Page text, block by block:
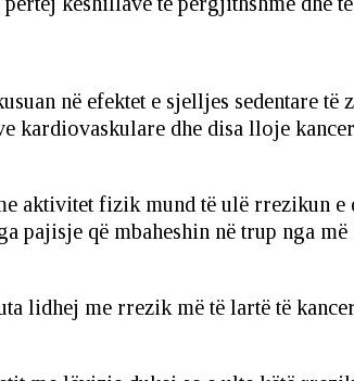
në efektet e sjelljes sedentare
kardiovaskulare dhe disa lloje
aktivitet fizik mund të ulë rrezikun
pajisje që mbaheshin në trup nga
lidhej me rrezik më të lartë të